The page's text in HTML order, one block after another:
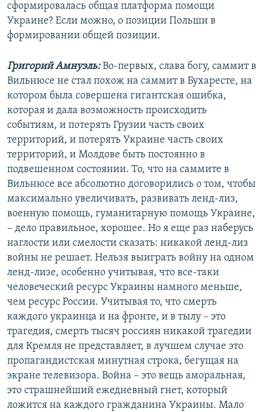
сформировалась общая платформа помощи
Украине? Если можно, о позиции Польши в
формировании общей позиции.
Григорий Амнуэль:Во-первых, слава богу, саммит в
Вильнюсе не стал похож на саммит в Бухаресте, на
котором была совершена гигантская ошибка,
которая и дала возможность происходить
событиям, и потерять Грузии часть своих
территорий, и потерять Украине часть своих
территорий, и Молдове быть постоянно в
подвешенном состоянии. То, что на саммите в
Вильнюсе все абсолютно договорились о том, чтобы
максимально увеличивать, развивать ленд-лиз,
военную помощь, гуманитарную помощь Украине,
– дело правильное, хорошее. Но я еще раз наберусь
наглости или смелости сказать: никакой ленд-лиз
войны не решает. Нельзя выиграть войну на одном
ленд-лизе, особенно учитывая, что все-таки
человеческий ресурс Украины намного меньше,
чем ресурс России. Учитывая то, что смерть
каждого украинца и на фронте, и в тылу – это
трагедия, смерть тысяч россиян никакой трагедии
для Кремля не представляет, в лучшем случае это
пропагандистская минутная строка, бегущая на
экране телевизора. Война – это вещь аморальная,
это страшнейший ежедневный гнет, который
ложится на каждого гражданина Украины. Мало